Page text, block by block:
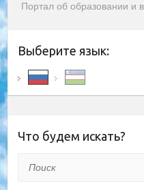
Портал об образовании и
Выберите язык:
Что будем искать?